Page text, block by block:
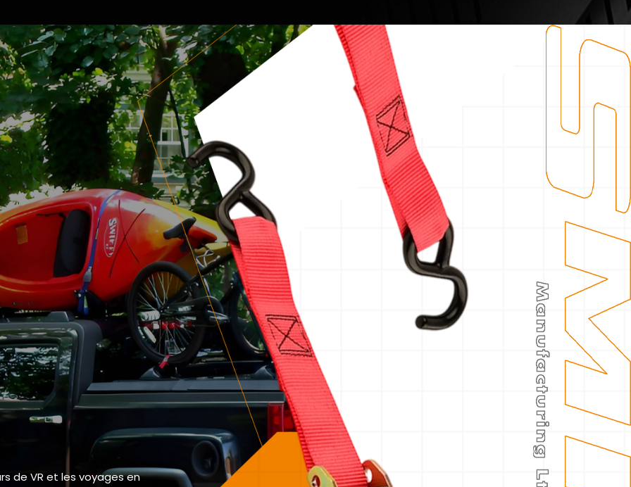
transport en conteneur,
de VR et les voyages en
à domicile, le stockage de
extrêmes, protection